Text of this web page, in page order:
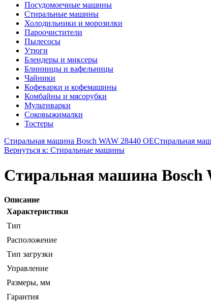
Посудомоечные машины
Стиральные машины
Холодильники и морозилки
Пароочистители
Пылесосы
Утюги
Блендеры и миксеры
Блинницы и вафельницы
Чайники
Кофеварки и кофемашины
Комбайны и мясорубки
Мультиварки
Соковыжималки
Тостеры
Стиральная машина Bosch WAW 28440 OEСтиральная
Вернуться к: Стиральные машины
Стиральная машина Bosch
Описание
Характеристики
Тип
Расположение
Тип загрузки
Управление
Размеры, мм
Гарантия